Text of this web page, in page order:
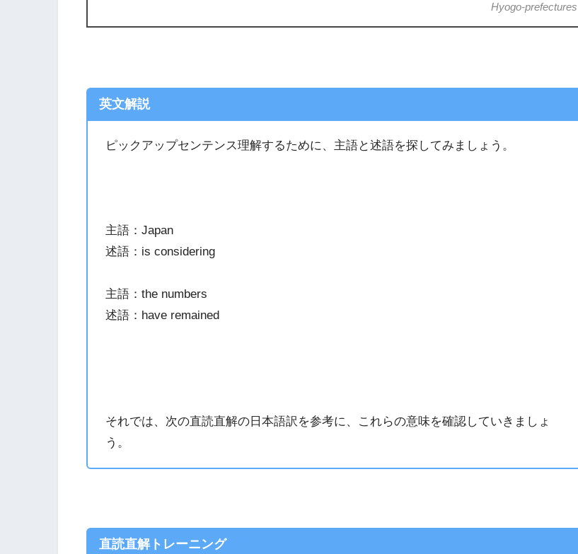
Hyogo-prefectures
英文解説
ピックアップセンテンス理解するために、主語と述語を探してみましょう。
主語：Japan
述語：is considering
主語：the numbers
述語：have remained
それでは、次の直読直解の日本語訳を参考に、これらの意味を確認していきましょ
う。
直読直解トレーニング